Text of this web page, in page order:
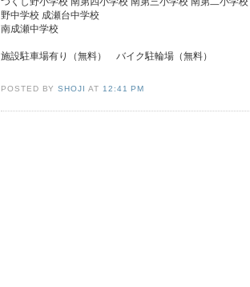
野中学校 成瀬台中学校
南成瀬中学校
施設駐車場有り（無料） バイク駐輪場（無料）
POSTED BYSHOJI AT 12:41 PM